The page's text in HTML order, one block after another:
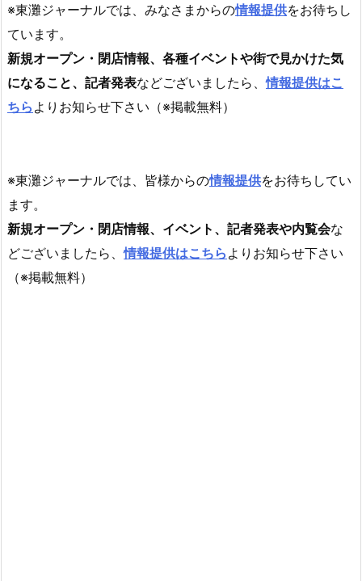
※東灘ジャーナルでは、みなさまからの情報提供をお待ちし
ています。
新規オープン・閉店情報、各種イベントや街で見かけた気
になること、記者発表などございましたら、情報提供はこ
ちら よりお知らせ下さい（※掲載無料）
※東灘ジャーナルでは、皆様からの情報提供をお待ちしてい
ます。
新規オープン・閉店情報、イベント、記者発表や内覧会な
どございましたら、情報提供はこちら よりお知らせ下さい
（※掲載無料）